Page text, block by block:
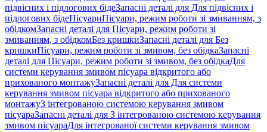
підвісних і підлогових бідеЗапасні деталі для Для підвісних і
підлогових бідеПісуариПісуари, режим роботи зі змиванням, з
обідкомЗапасні деталі для Пісуари, режим роботи зі
змиванням, з обідкомБез кришкиЗапасні деталі для Без
кришкиПісуари, режим роботи зі змивом, без обідкаЗапасні
деталі для Пісуари, режим роботи зі змивом, без обідкаДля
системи керування змивом пісуара відкритого або
прихованого монтажуЗапасні деталі для Для системи
керування змивом пісуара відкритого або прихованого
монтажуЗ інтегрованою системою керування змивом
пісуараЗапасні деталі для З інтегрованою системою керування
змивом пісуараДля інтегрованої системи керування змивом